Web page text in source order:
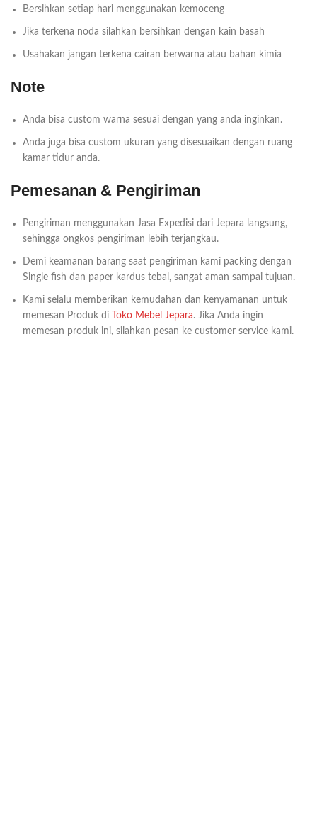
Bersihkan setiap hari menggunakan kemoceng
Jika terkena noda silahkan bersihkan dengan kain basah
Usahakan jangan terkena cairan berwarna atau bahan kimia
Note
Anda bisa custom warna sesuai dengan yang anda inginkan.
Anda juga bisa custom ukuran yang disesuaikan dengan ruang
kamar tidur anda.
Pemesanan & Pengiriman
Pengiriman menggunakan Jasa Expedisi dari Jepara langsung,
sehingga ongkos pengiriman lebih terjangkau.
Demi keamanan barang saat pengiriman kami packing dengan
Single fish dan paper kardus tebal, sangat aman sampai tujuan.
Kami selalu memberikan kemudahan dan kenyamanan untuk
memesan Produk di
Toko Mebel Jepara. Jika Anda ingin
memesan produk ini, silahkan pesan ke customer service kami.